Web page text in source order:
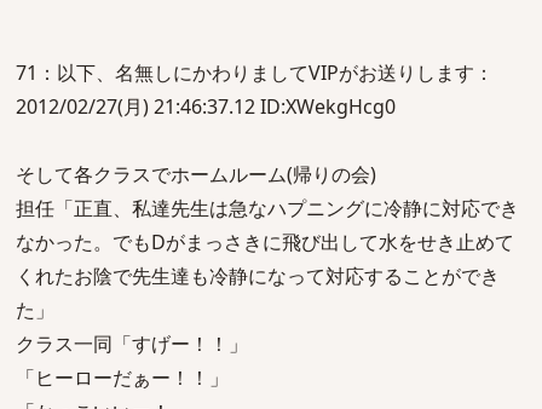
71：以下、名無しにかわりましてVIPがお送りします：
2012/02/27(月) 21:46:37.12 ID:XWekgHcg0
そして各クラスでホームルーム(帰りの会)
担任「正直、私達先生は急なハプニングに冷静に対応でき
なかった。でもDがまっさきに飛び出して水をせき止めて
くれたお陰で先生達も冷静になって対応することができ
た」
クラス一同「すげー！！」
「ヒーローだぁー！！」